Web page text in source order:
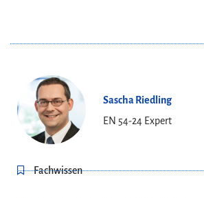
Sascha Riedling
EN 54-24 Expert
Fachwissen